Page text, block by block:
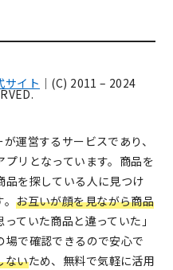
サイト ｜(C) 2011 – 2024
運営するサービスであり、
リとなっています。商品を
を探している人に見つけ
。お互いが顔を見ながら商品
ていた商品と違っていた」
場で確認できるので安心で
ないため、無料で気軽に活用